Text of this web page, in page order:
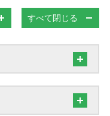
すべて閉じる